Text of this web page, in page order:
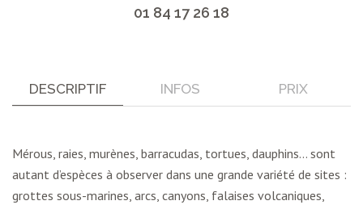
01 84 17 26 18
DESCRIPTIF INFOS PRIX
Mérous, raies, murènes, barracudas, tortues, dauphins… sont
autant d’espèces à observer dans une grande variété de sites :
grottes sous-marines, arcs, canyons, falaises volcaniques,